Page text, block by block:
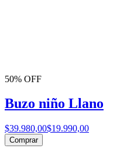
50% OFF
Buzo niño Llano
$39.980,00$19.990,00
Comprar